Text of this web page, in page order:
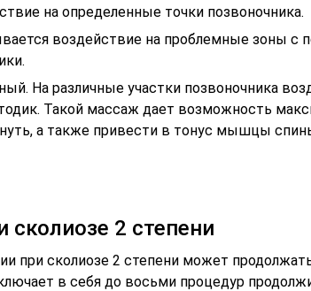
на определенные точки позвоночника.
воздействие на проблемные зоны с
На различные участки позвоночника
Такой массаж дает возможность
а также привести в тонус мышцы
сколиозе 2 степени
при сколиозе 2 степени может
в себя до восьми процедур